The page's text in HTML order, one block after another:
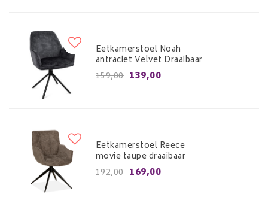
Eetkamerstoel Noah
antraciet Velvet Draaibaar
159,00 139,00
Eetkamerstoel Reece
movie taupe draaibaar
192,00 169,00